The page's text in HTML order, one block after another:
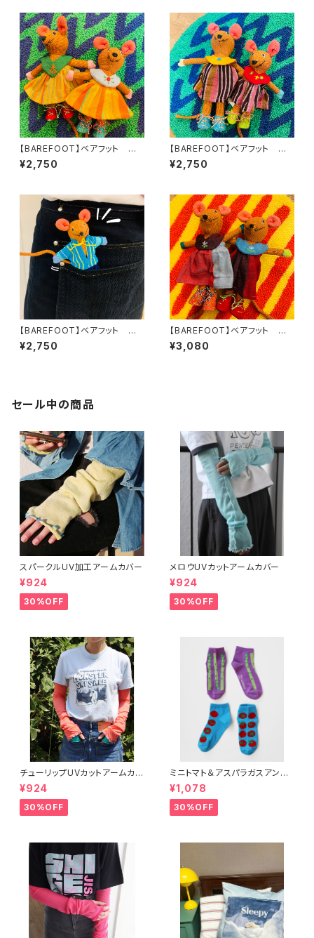
【BAREFOOT】ベアフット ぬ
いぐるみ ネズミ 女の子S
¥2,750
【BAREFOOT】ベアフット ぬ
いぐるみ ネズミ 女の子S
¥2,750
【BAREFOOT】ベアフット ぬ
いぐるみ ネズミ 男の子S
¥2,750
【BAREFOOT】ベアフット ぬ
いぐるみ ネズミ 女の子M
¥3,080
セール中の商品
スパークルUV加工アームカバー
¥924
30%OFF
メロウUVカットアームカバー
¥924
30%OFF
チューリップUVカットアームカバ
ー
¥924
30%OFF
ミニトマト＆アスパラガスアンク
ルソックス 2P
¥1,078
30%OFF